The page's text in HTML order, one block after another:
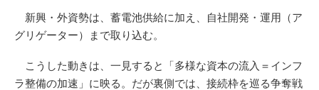
新興・外資勢は、蓄電池供給に加え、自社開発・運用（ア
グリゲーター）まで取り込む。
こうした動きは、一見すると「多様な資本の流入＝インフ
ラ整備の加速」に映る。だが裏側では、接続枠を巡る争奪戦